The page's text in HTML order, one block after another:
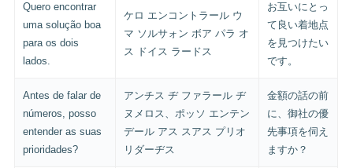
Quero encontrar
uma solução boa
para os dois
lados.
ケロ エンコントラール ウ
マ ソルサォン ボア パラ オ
ス ドイス ラードス
お互いにとっ
て良い着地点
を見つけたい
です。
Antes de falar de
números, posso
entender as suas
prioridades?
アンチス ヂ ファラール ヂ
ヌメロス、ポッソ エンテン
デール アス スアス プリオ
リダーヂス
金額の話の前
に、御社の優
先事項を伺え
ますか？